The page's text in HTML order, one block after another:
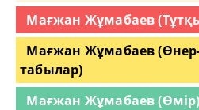
Мағжан Жұмабаев
Мағжан Жұмабаев (Өнер-
табылар)
Мағжан Жұмабаев (Өмір)